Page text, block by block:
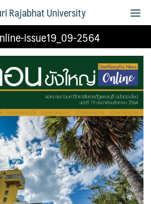
Rajabhat University
issue19_09-2564